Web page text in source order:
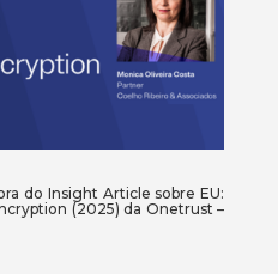
do Insight Article sobre EU:
(2025) da Onetrust –